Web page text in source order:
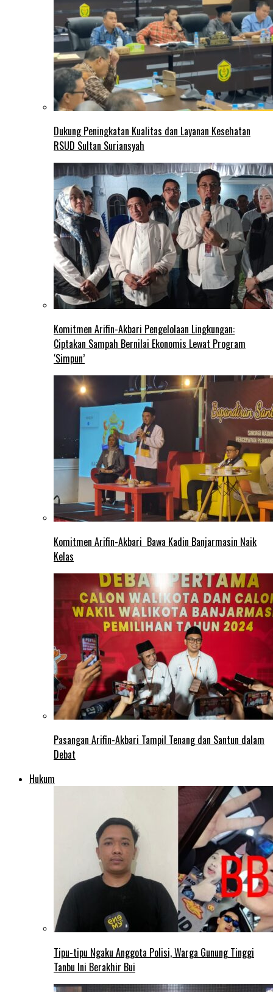
Dukung Peningkatan Kualitas dan Layanan Kesehatan
RSUD Sultan Suriansyah
Komitmen Arifin-Akbari Pengelolaan Lingkungan:
Ciptakan Sampah Bernilai Ekonomis Lewat Program
‘Simpun’
Komitmen Arifin-Akbari Bawa Kadin Banjarmasin Naik
Kelas
Pasangan Arifin-Akbari Tampil Tenang dan Santun dalam
Debat
Hukum
Tipu-tipu Ngaku Anggota Polisi, Warga Gunung Tinggi
Tanbu Ini Berakhir Bui